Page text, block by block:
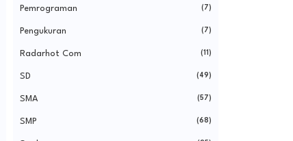
Pemrograman (7)
Pengukuran (7)
Radarhot Com (11)
SD (49)
SMA (57)
SMP (68)